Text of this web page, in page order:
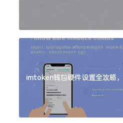
imtoken钱包硬件设置全攻略